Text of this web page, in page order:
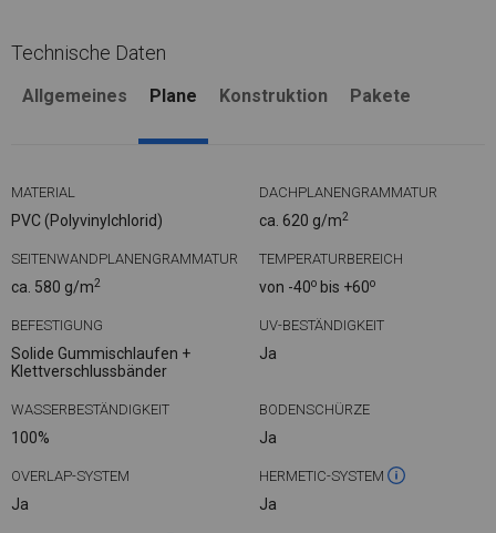
Technische Daten
Allgemeines Plane Konstruktion Pakete
MATERIAL
PVC (Polyvinylchlorid)
DACHPLANENGRAMMATUR
ca. 620 g/m2
SEITENWANDPLANENGRAMMATUR
ca. 580 g/m2
TEMPERATURBEREICH
von -40o bis +60o
BEFESTIGUNG
Solide Gummischlaufen +
Klettverschlussbänder
UV-BESTÄNDIGKEIT
Ja
WASSERBESTÄNDIGKEIT
100%
BODENSCHÜRZE
Ja
OVERLAP-SYSTEM
Ja
HERMETIC-SYSTEM
Ja